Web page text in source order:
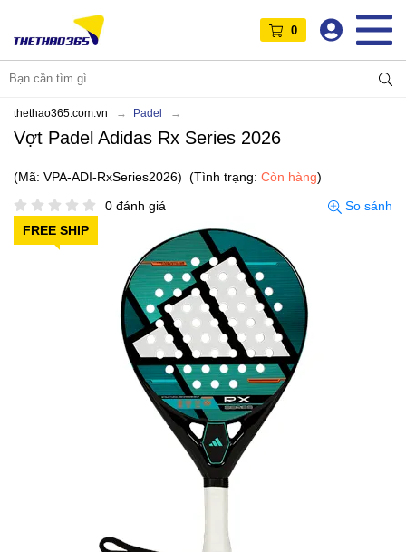
0
thethao365.com.vn Padel
Vợt Padel Adidas Rx Series 2026
(Mã: VPA-ADI-RxSeries2026) (Tình trạng: Còn hàng)
0 đánh giá
So sánh
FREE SHIP